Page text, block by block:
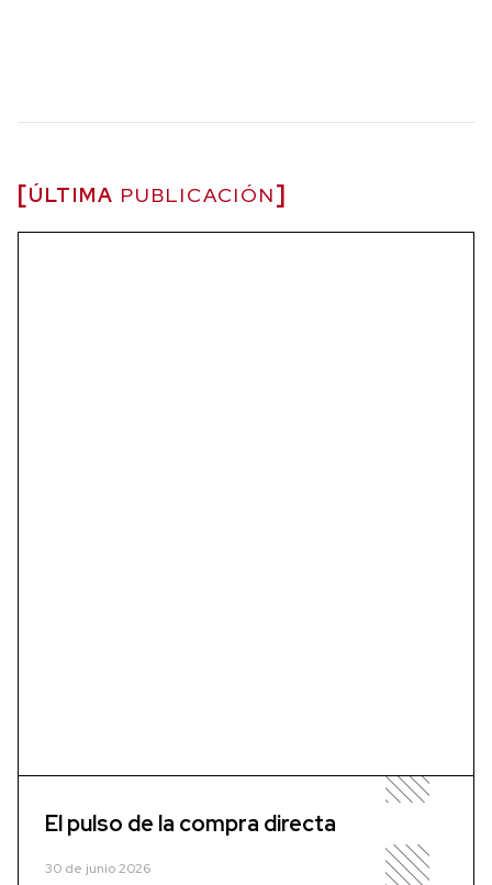
ÚLTIMA PUBLICACIÓN
El pulso de la compra directa
30 de junio 2026